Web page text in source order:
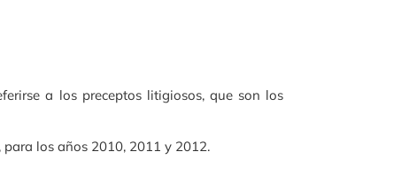
a los preceptos litigiosos, que son los
los años 2010, 2011 y 2012.